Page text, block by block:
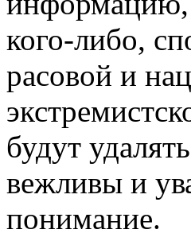
кого-либо,
расовой и
будут
вежливы и
понимание.